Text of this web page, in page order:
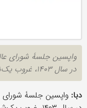
واپسین جلسۀ شورای
در سال ١۴٠٣، غروب یک‌شنبه، بیست‌وششم اسفند برگزار شد.
دبا: واپسین جلسۀ شورای